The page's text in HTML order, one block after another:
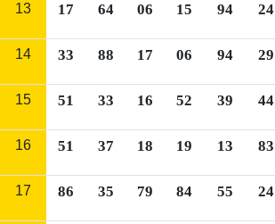
13 17 64 06 15 94 24
14 33 88 17 06 94 29
15 51 33 16 52 39 44
16 51 37 18 19 13 83
17 86 35 79 84 55 24